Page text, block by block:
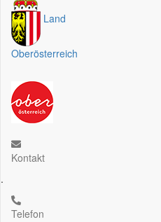
Land
Oberösterreich
Kontakt
.
Telefon